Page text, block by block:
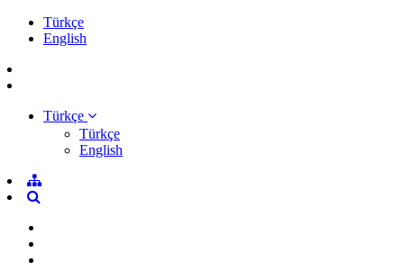
Türkçe
English
Türkçe
Türkçe
English